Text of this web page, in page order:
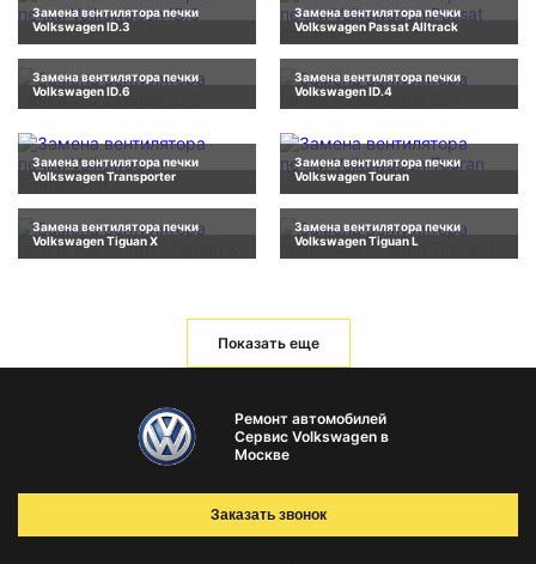
Замена вентилятора печки
Volkswagen ID.3
Замена вентилятора печки
Volkswagen Passat Alltrack
Замена вентилятора печки
Volkswagen ID.6
Замена вентилятора печки
Volkswagen ID.4
Замена вентилятора печки
Volkswagen Transporter
Замена вентилятора печки
Volkswagen Touran
Замена вентилятора печки
Volkswagen Tiguan X
Замена вентилятора печки
Volkswagen Tiguan L
Показать еще
Ремонт автомобилей
Сервис Volkswagen в
Москве
Заказать звонок